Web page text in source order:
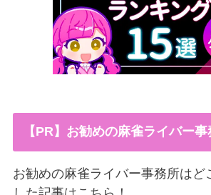
【PR】お勧めの麻雀ライバー
お勧めの麻雀ライバー事務所はど